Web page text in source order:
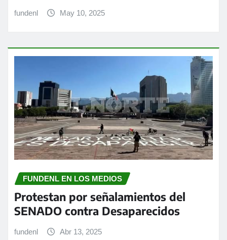
fundenl May 10, 2025
FUNDENL EN LOS MEDIOS
Protestan por señalamientos del
SENADO contra Desaparecidos
fundenl Abr 13, 2025